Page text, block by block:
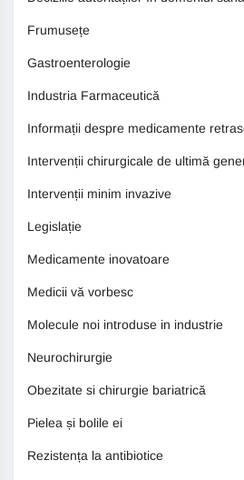
Frumusețe
Gastroenterologie
Industria Farmaceutică
Informații despre medicamente
Intervenții chirurgicale de ultimă
Intervenții minim invazive
Legislație
Medicamente inovatoare
Medicii vă vorbesc
Molecule noi introduse in industrie
Neurochirurgie
Obezitate si chirurgie bariatrică
Pielea și bolile ei
Rezistența la antibiotice